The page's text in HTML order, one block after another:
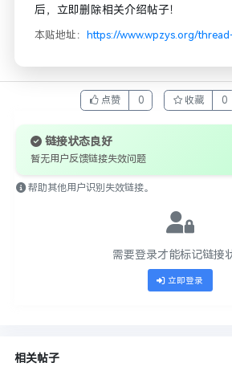
后，立即删除相关介绍帖子！
本贴地址： https://www.wpzys.org/
点赞 0 收藏 0
链接状态良好
暂无用户反馈链接失效问题
帮助其他用户识别失效链接。
需要登录才能标记链接
立即登录
相关帖子